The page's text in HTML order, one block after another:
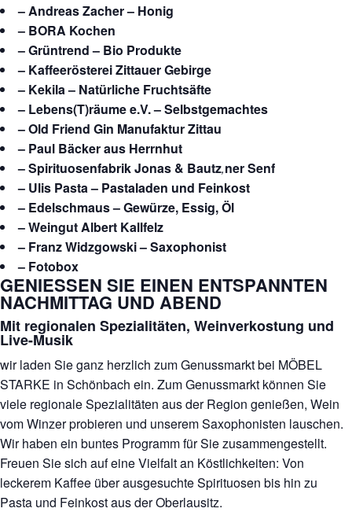
– Andreas Zacher – Honig
– BORA Kochen
– Grüntrend – Bio Produkte
– Kaffeerösterei Zittauer Gebirge
– Kekila – Natürliche Fruchtsäfte
– Lebens(T)räume e.V. – Selbstgemachtes
– Old Friend Gin Manufaktur Zittau
– Paul Bäcker aus Herrnhut
– Spirituosenfabrik Jonas & Bautz‚ner Senf
– Ulis Pasta – Pastaladen und Feinkost
– Edelschmaus – Gewürze, Essig, Öl
– Weingut Albert Kallfelz
– Franz Widzgowski – Saxophonist
– Fotobox
GENIESSEN SIE EINEN ENTSPANNTEN
NACHMITTAG UND ABEND
Mit regionalen Spezialitäten, Weinverkostung und
Live-Musik
wir laden Sie ganz herzlich zum Genussmarkt bei MÖBEL
STARKE in Schönbach ein. Zum Genussmarkt können Sie
viele regionale Spezialitäten aus der Region genießen, Wein
vom Winzer probieren und unserem Saxophonisten lauschen.
Wir haben ein buntes Programm für Sie zusammengestellt.
Freuen Sie sich auf eine Vielfalt an Köstlichkeiten: Von
leckerem Kaffee über ausgesuchte Spirituosen bis hin zu
Pasta und Feinkost aus der Oberlausitz.